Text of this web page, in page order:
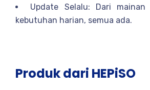
Update Selalu: Dari mainan
kebutuhan harian, semua ada.
Produk dari HEPiSO